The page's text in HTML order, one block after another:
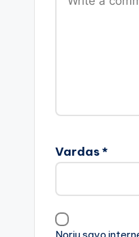
Vardas*